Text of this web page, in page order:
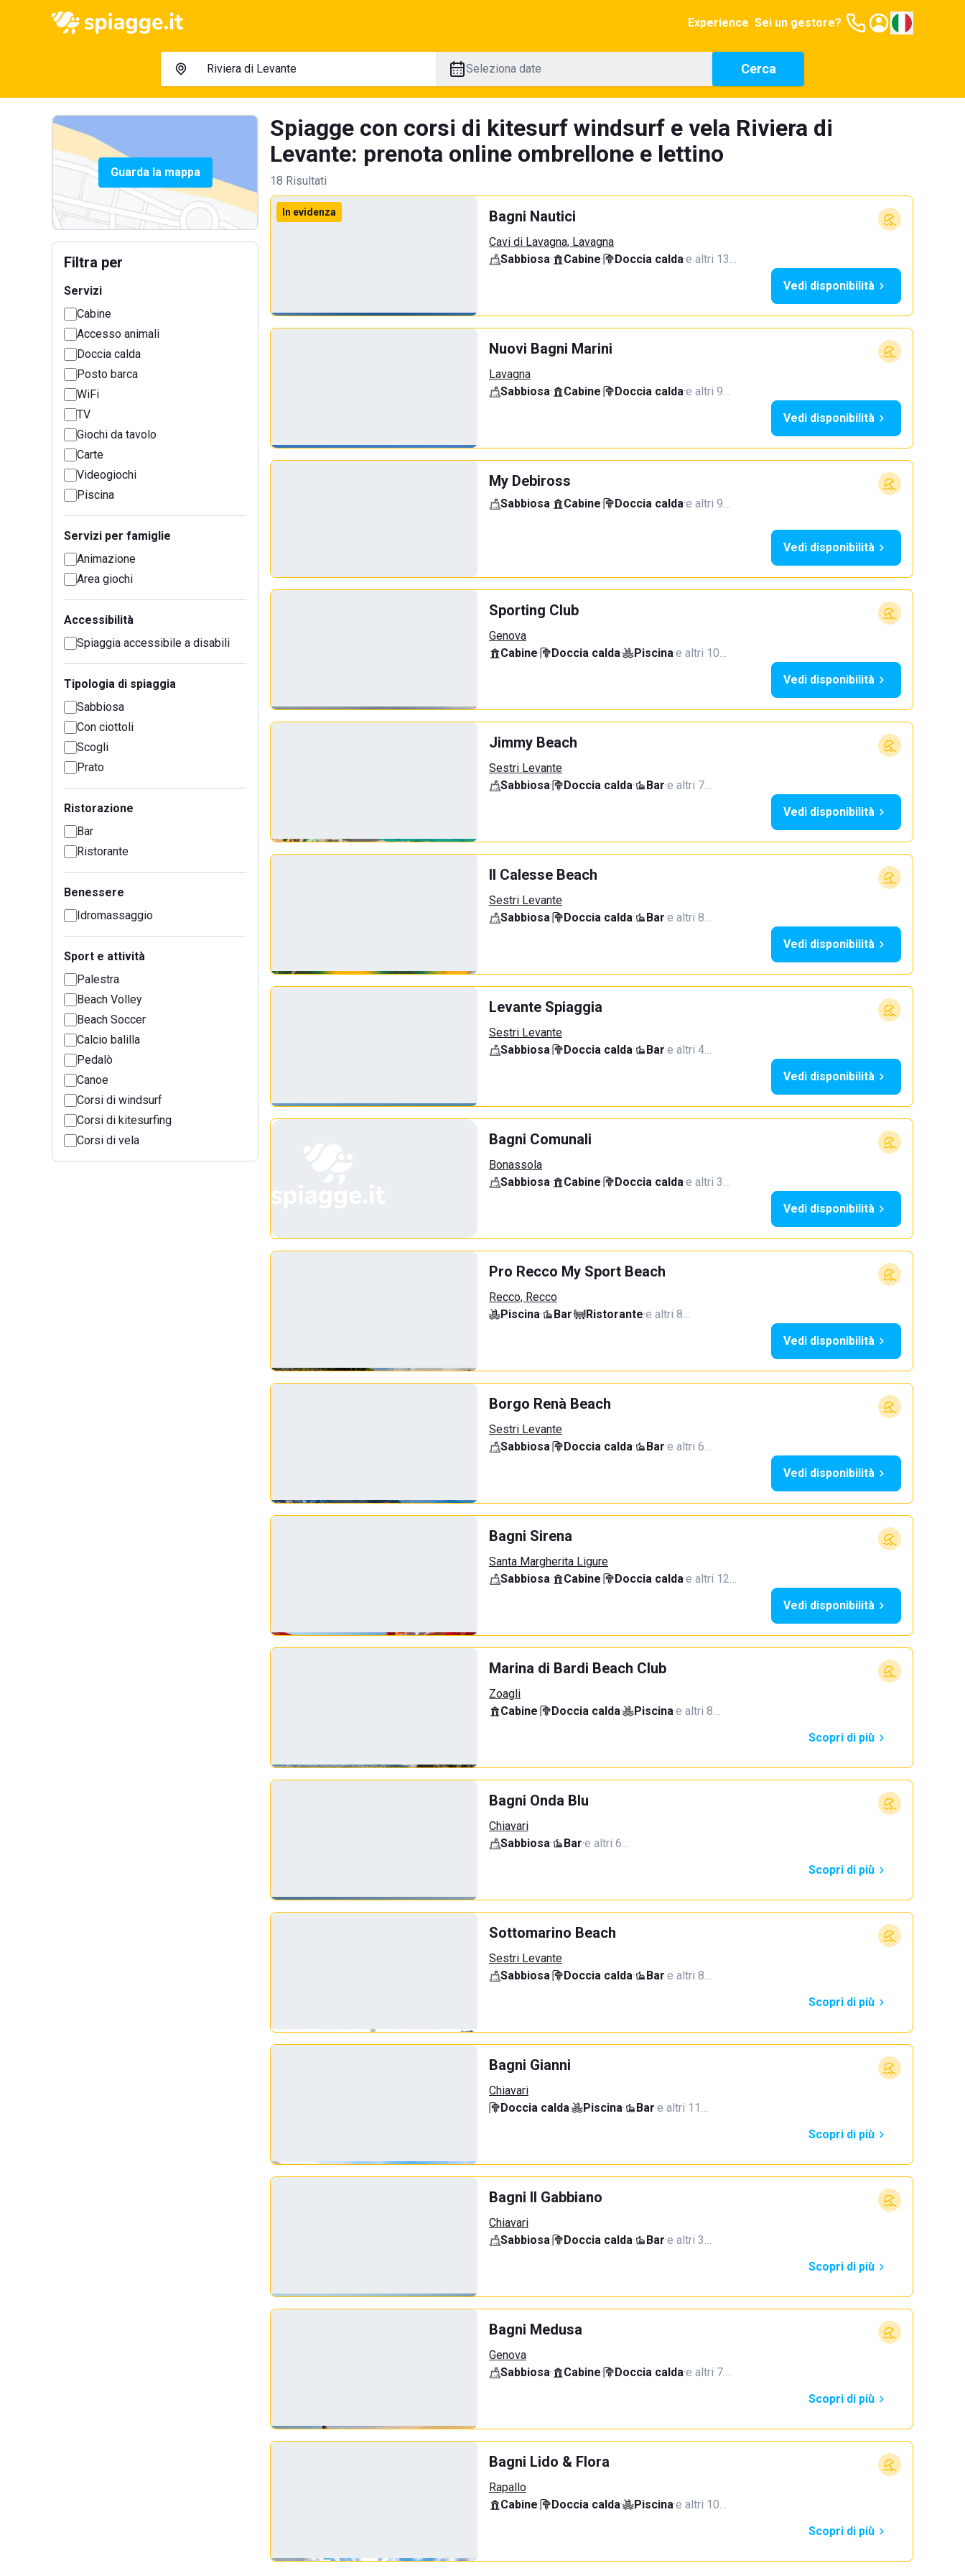
Experience Sei un gestore?
Seleziona date Cerca
Guarda la mappa
Filtra per
Servizi
Cabine
Accesso animali
Doccia calda
Posto barca
WiFi
TV
Giochi da tavolo
Carte
Videogiochi
Piscina
Servizi per famiglie
Animazione
Area giochi
Accessibilità
Spiaggia accessibile a disabili
Tipologia di spiaggia
Sabbiosa
Con ciottoli
Scogli
Prato
Ristorazione
Bar
Ristorante
Benessere
Idromassaggio
Sport e attività
Palestra
Beach Volley
Beach Soccer
Calcio balilla
Pedalò
Canoe
Corsi di windsurf
Corsi di kitesurfing
Corsi di vela
Spiagge con corsi di kitesurf windsurf e vela Riviera di
Levante: prenota online ombrellone e lettino
18 Risultati
In evidenza Bagni Nautici
Cavi di Lavagna, Lavagna
Sabbiosa· Cabine· Doccia calda·e altri 13…
Vedi disponibilità
Nuovi Bagni Marini
Lavagna
Sabbiosa· Cabine· Doccia calda·e altri 9…
Vedi disponibilità
My Debiross
Sabbiosa· Cabine· Doccia calda·e altri 9…
Vedi disponibilità
Sporting Club
Genova
Cabine· Doccia calda· Piscina·e altri 10…
Vedi disponibilità
Jimmy Beach
Sestri Levante
Sabbiosa· Doccia calda· Bar·e altri 7…
Vedi disponibilità
Il Calesse Beach
Sestri Levante
Sabbiosa· Doccia calda· Bar·e altri 8…
Vedi disponibilità
Levante Spiaggia
Sestri Levante
Sabbiosa· Doccia calda· Bar·e altri 4…
Vedi disponibilità
Bagni Comunali
Bonassola
Sabbiosa· Cabine· Doccia calda·e altri 3…
Vedi disponibilità
Pro Recco My Sport Beach
Recco, Recco
Piscina· Bar· Ristorante·e altri 8…
Vedi disponibilità
Borgo Renà Beach
Sestri Levante
Sabbiosa· Doccia calda· Bar·e altri 6…
Vedi disponibilità
Bagni Sirena
Santa Margherita Ligure
Sabbiosa· Cabine· Doccia calda·e altri 12…
Vedi disponibilità
Marina di Bardi Beach Club
Zoagli
Cabine· Doccia calda· Piscina·e altri 8…
Scopri di più
Bagni Onda Blu
Chiavari
Sabbiosa· Bar·e altri 6…
Scopri di più
Sottomarino Beach
Sestri Levante
Sabbiosa· Doccia calda· Bar·e altri 8…
Scopri di più
Bagni Gianni
Chiavari
Doccia calda· Piscina· Bar·e altri 11…
Scopri di più
Bagni Il Gabbiano
Chiavari
Sabbiosa· Doccia calda· Bar·e altri 3…
Scopri di più
Bagni Medusa
Genova
Sabbiosa· Cabine· Doccia calda·e altri 7…
Scopri di più
Bagni Lido & Flora
Rapallo
Cabine· Doccia calda· Piscina·e altri 10…
Scopri di più